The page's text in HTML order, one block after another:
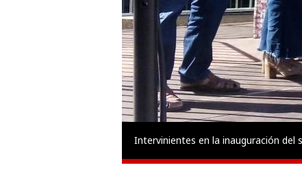
Intervinientes en la inauguración del